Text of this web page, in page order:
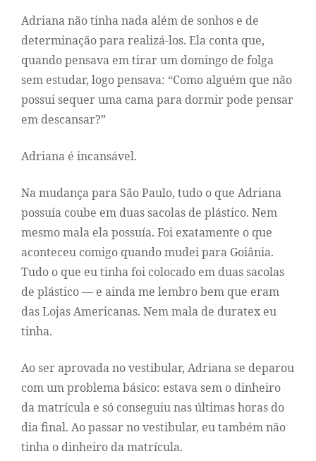
Adriana não tinha nada além de sonhos e de
determinação para realizá-los. Ela conta que,
quando pensava em tirar um domingo de folga
sem estudar, logo pensava: “Como alguém que não
possui sequer uma cama para dormir pode pensar
em descansar?”
Adriana é incansável.
Na mudança para São Paulo, tudo o que Adriana
possuía coube em duas sacolas de plástico. Nem
mesmo mala ela possuía. Foi exatamente o que
aconteceu comigo quando mudei para Goiânia.
Tudo o que eu tinha foi colocado em duas sacolas
de plástico — e ainda me lembro bem que eram
das Lojas Americanas. Nem mala de duratex eu
tinha.
Ao ser aprovada no vestibular, Adriana se deparou
com um problema básico: estava sem o dinheiro
da matrícula e só conseguiu nas últimas horas do
dia final. Ao passar no vestibular, eu também não
tinha o dinheiro da matrícula.